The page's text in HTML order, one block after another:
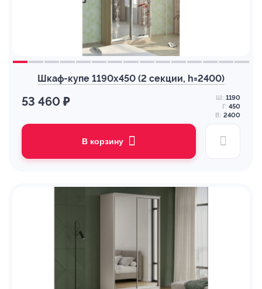
Шкаф-купе 1190х450 (2 секции, h=2400)
53 460 ₽ Ш: 1190
Г: 450
В: 2400
В корзину